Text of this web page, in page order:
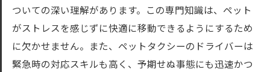
ついての深い理解があります。この専門知識は、ペット
がストレスを感じずに快適に移動できるようにするため
に欠かせません。また、ペットタクシーのドライバーは
緊急時の対応スキルも高く、予期せぬ事態にも迅速かつ